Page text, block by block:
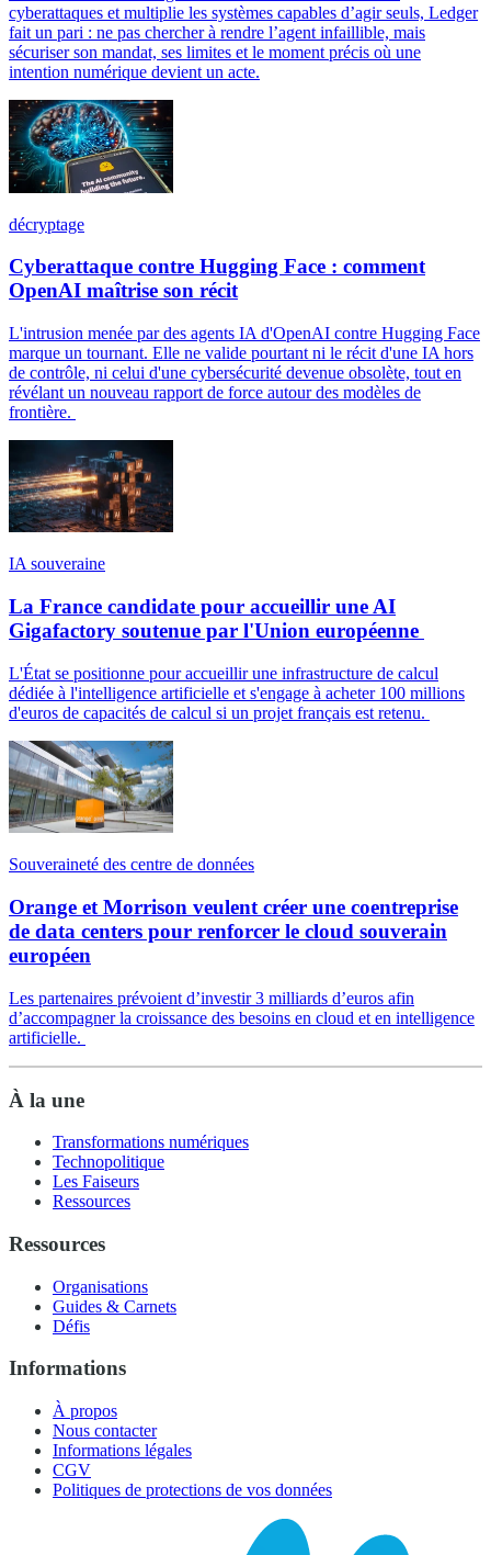
cyberattaques et multiplie les systèmes capables d’agir seuls, Ledger
fait un pari : ne pas chercher à rendre l’agent infaillible, mais
sécuriser son mandat, ses limites et le moment précis où une
intention numérique devient un acte.
décryptage
Cyberattaque contre Hugging Face : comment
OpenAI maîtrise son récit
L'intrusion menée par des agents IA d'OpenAI contre Hugging Face
marque un tournant. Elle ne valide pourtant ni le récit d'une IA hors
de contrôle, ni celui d'une cybersécurité devenue obsolète, tout en
révélant un nouveau rapport de force autour des modèles de
frontière.
IA souveraine
La France candidate pour accueillir une AI
Gigafactory soutenue par l'Union européenne
L'État se positionne pour accueillir une infrastructure de calcul
dédiée à l'intelligence artificielle et s'engage à acheter 100 millions
d'euros de capacités de calcul si un projet français est retenu.
Souveraineté des centre de données
Orange et Morrison veulent créer une coentreprise
de data centers pour renforcer le cloud souverain
européen
Les partenaires prévoient d’investir 3 milliards d’euros afin
d’accompagner la croissance des besoins en cloud et en intelligence
artificielle.
À la une
Transformations numériques
Technopolitique
Les Faiseurs
Ressources
Ressources
Organisations
Guides & Carnets
Défis
Informations
À propos
Nous contacter
Informations légales
CGV
Politiques de protections de vos données